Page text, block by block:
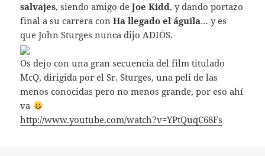
salvajes, siendo amigo deJoe Kidd, y dando portazo
final a su carrera conHa llegado el águila… y es
que John Sturges nunca dijo ADIÓS.
Os dejo con una gran secuencia del film titulado
McQ, dirigida por el Sr. Sturges, una peli de las
menos conocidas pero no menos grande, por eso ahí
va
http://www.youtube.com/watch?v=YPtQuqC68Fs